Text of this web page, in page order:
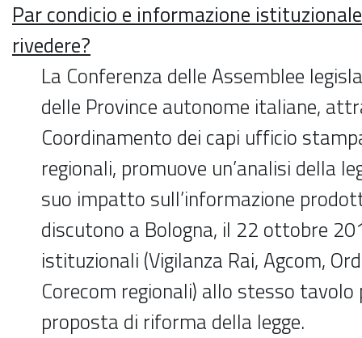
Par condicio e informazione
rivedere?
La Conferenza delle Assemblee
delle Province autonome italiane,
Coordinamento dei capi ufficio
regionali, promuove un’analisi della
suo impatto sull’informazione
discutono a Bologna, il 22 ottobre
istituzionali (Vigilanza Rai, Agcom,
Corecom regionali) allo stesso
proposta di riforma della legge.